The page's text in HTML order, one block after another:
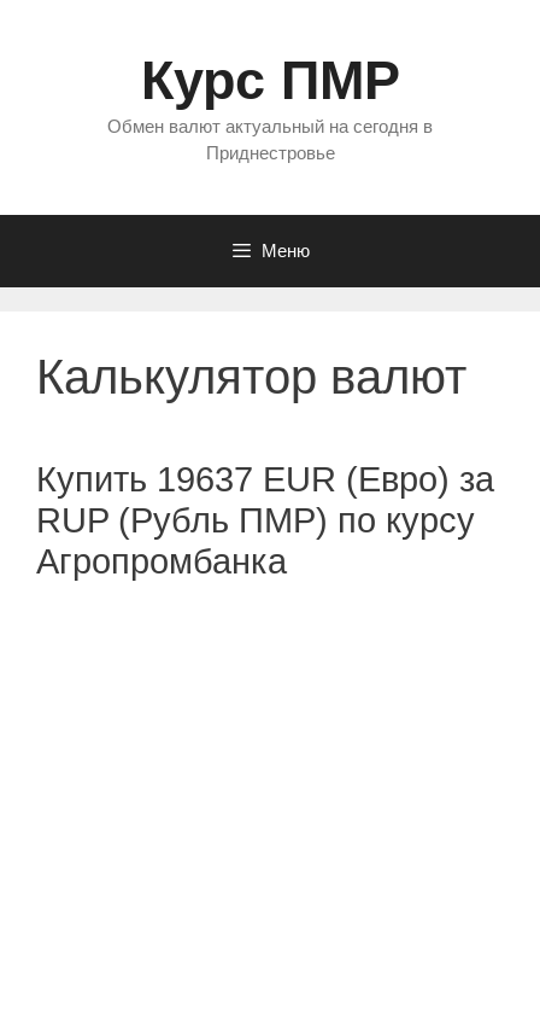
Курс ПМР
Обмен валют актуальный на сегодня в
Приднестровье
Меню
Калькулятор валют
Купить 19637 EUR (Евро) за
RUP (Рубль ПМР) по курсу
Агропромбанка